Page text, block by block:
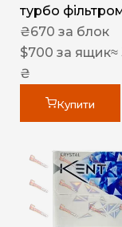
турбо
₴670 за блок
$700 за ящик≈
₴
Купити